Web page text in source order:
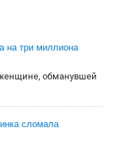
на три миллиона
обманувшей
сломала